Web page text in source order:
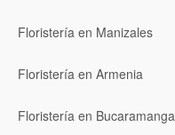
Floristería en Manizales
Floristería en Armenia
Floristería en Bucaramanga